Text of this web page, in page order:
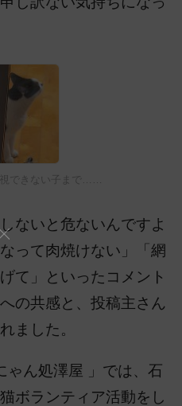
視できない子まで……
ないと危ないんですよ
って肉焼けない」「網
て」といったコメント
の共感と、投稿主さん
ました。
ゃん処澤屋 」では、石
ボランティア活動をし